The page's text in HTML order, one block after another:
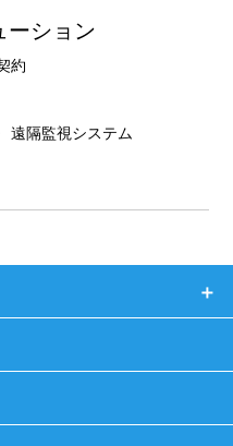
ーション
約
遠隔監視システム